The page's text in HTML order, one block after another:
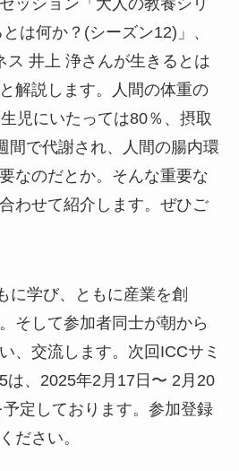
ッション「大人の教養シリ
は何か？(シーズン12)」、
井上 浄さんが生きるとは
解説します。人間の体重の
児にいたっては80％、摂取
間で代謝され、人間の腸内環
なのだとか。そんな重要な
わせて紹介します。ぜひご
に学び、ともに産業を創
そして参加者同士が朝から
、交流します。次回ICCサミ
は、2025年2月17日〜 2月20
定しております。参加登録
ださい。